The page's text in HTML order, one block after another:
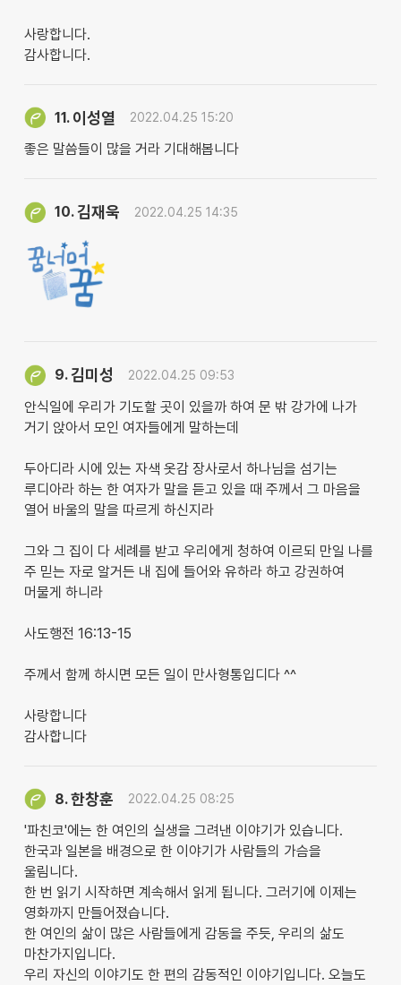
사랑합니다.
감사합니다.
11. 이성열 2022.04.25 15:20
좋은 말씀들이 많을 거라 기대해봅니다
10.김재욱 2022.04.25 14:35
9.김미성 2022.04.25 09:53
안식일에 우리가 기도할 곳이 있을까 하여 문 밖 강가에 나가
거기 앉아서 모인 여자들에게 말하는데
두아디라 시에 있는 자색 옷감 장사로서 하나님을 섬기는
루디아라 하는 한 여자가 말을 듣고 있을 때 주께서 그 마음을
열어 바울의 말을 따르게 하신지라
그와 그 집이 다 세례를 받고 우리에게 청하여 이르되 만일 나를
주 믿는 자로 알거든 내 집에 들어와 유하라 하고 강권하여
머물게 하니라
사도행전 16:13-15
주께서 함께 하시면 모든 일이 만사형통입디다 ^^
사랑합니다
감사합니다
8.한창훈 2022.04.25 08:25
'파친코'에는 한 여인의 실생을 그려낸 이야기가 있습니다.
한국과 일본을 배경으로 한 이야기가 사람들의 가슴을
울림니다.
한 번 읽기 시작하면 계속해서 읽게 됩니다. 그러기에 이제는
영화까지 만들어졌습니다.
한 여인의 삶이 많은 사람들에게 감동을 주듯, 우리의 삶도
마찬가지입니다.
우리 자신의 이야기도 한 편의 감동적인 이야기입니다. 오늘도